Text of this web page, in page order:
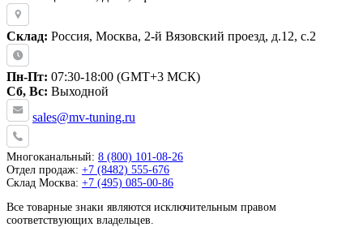
Склад: Россия, Москва, 2-й Вязовский проезд, д.12, с.2
Пн-Пт: 07:30-18:00 (GMT+3 МСК)
Сб, Вс: Выходной
sales@mv-tuning.ru
Многоканальный: 8 (800) 101-08-26
Отдел продаж: +7 (8482) 555-676
Склад Москва: +7 (495) 085-00-86
Все товарные знаки являются исключительным правом
соответствующих владельцев.